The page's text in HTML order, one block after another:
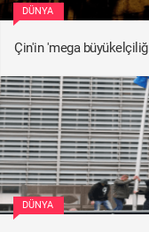
DÜNYA
Çin'in 'mega
DÜNYA